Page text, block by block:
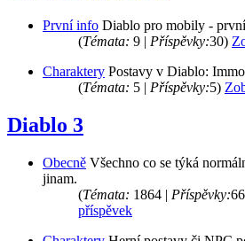
První info Diablo pro mobily -
(Témata: 9 | Příspěvky:30)
Charaktery Postavy v Diablo:
(Témata: 5 | Příspěvky:5)
Diablo 3
Obecně Všechno co se týká
jinam.
(Témata: 1864 | Příspěvky:
příspěvek